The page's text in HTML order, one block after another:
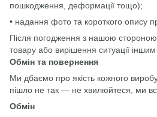
пошкодження, деформації тощо);
• надання фото та короткого опису
Після погодження з нашою
товару або вирішення ситуації
Обмін та повернення
Ми дбаємо про якість кожного
пішло не так — не хвилюйтеся, ми
Обмін